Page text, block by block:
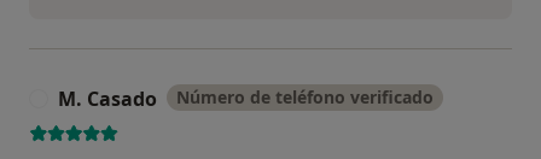
M. Casado Número de teléfono verificado